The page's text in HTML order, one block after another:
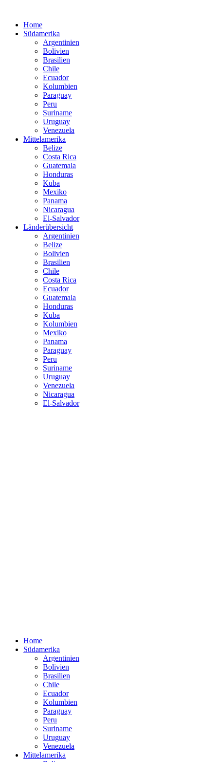
Home
Südamerika
Argentinien
Bolivien
Brasilien
Chile
Ecuador
Kolumbien
Paraguay
Peru
Suriname
Uruguay
Venezuela
Mittelamerika
Belize
Costa Rica
Guatemala
Honduras
Kuba
Mexiko
Panama
Nicaragua
El-Salvador
Länderübersicht
Argentinien
Belize
Bolivien
Brasilien
Chile
Costa Rica
Ecuador
Guatemala
Honduras
Kuba
Kolumbien
Mexiko
Panama
Paraguay
Peru
Suriname
Uruguay
Venezuela
Nicaragua
El-Salvador
Home
Südamerika
Argentinien
Bolivien
Brasilien
Chile
Ecuador
Kolumbien
Paraguay
Peru
Suriname
Uruguay
Venezuela
Mittelamerika